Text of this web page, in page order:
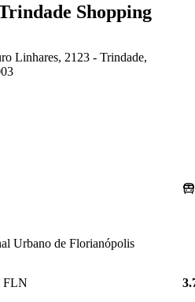
Shopping
Linhares, 2123 - Trindade,
Urbano de Florianópolis
FLN